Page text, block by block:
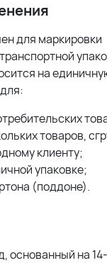
для маркировки
на
товаров,
клиенту;
упаковке;
(поддоне).
основанный на